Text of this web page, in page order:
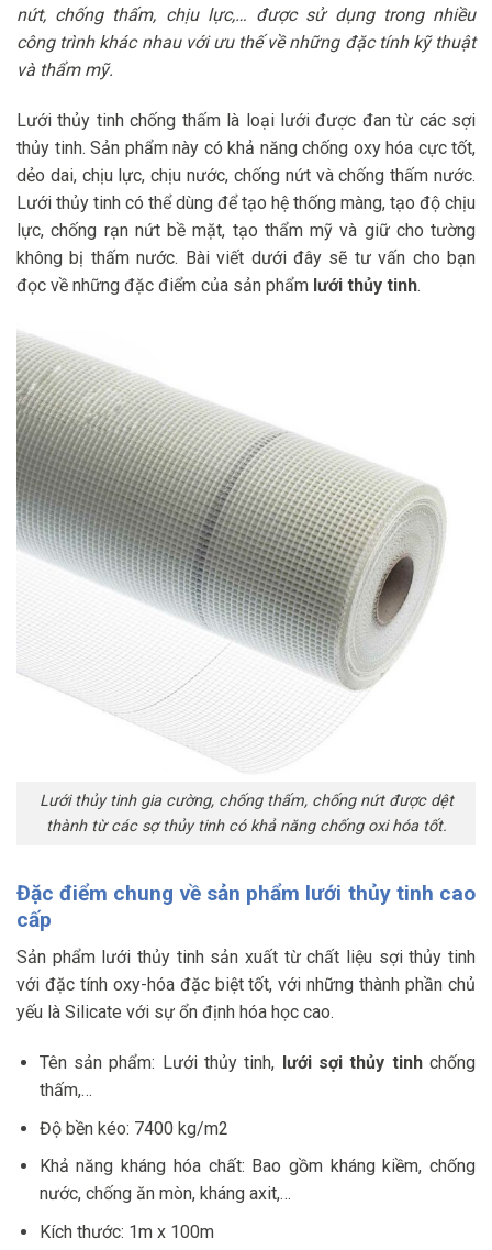
nứt, chống thấm, chịu lực,… được sử dụng trong nhiều
công trình khác nhau với ưu thế về những đặc tính kỹ thuật
và thẩm mỹ.
Lưới thủy tinh chống thấm là loại lưới được đan từ các sợi
thủy tinh. Sản phẩm này có khả năng chống oxy hóa cực tốt,
dẻo dai, chịu lực, chịu nước, chống nứt và chống thấm nước.
Lưới thủy tinh có thể dùng để tạo hệ thống màng, tạo độ chịu
lực, chống rạn nứt bề mặt, tạo thẩm mỹ và giữ cho tường
không bị thấm nước. Bài viết dưới đây sẽ tư vấn cho bạn
đọc về những đặc điểm của sản phẩm lưới thủy tinh.
Lưới thủy tinh gia cường, chống thấm, chống nứt được dệt
thành từ các sợ thủy tinh có khả năng chống oxi hóa tốt.
Đặc điểm chung về sản phẩm lưới thủy tinh cao
cấp
Sản phẩm lưới thủy tinh sản xuất từ chất liệu sợi thủy tinh
với đặc tính oxy-hóa đặc biệt tốt, với những thành phần chủ
yếu là Silicate với sự ổn định hóa học cao.
Tên sản phẩm: Lưới thủy tinh, lưới sợi thủy tinhchống
thấm,…
Độ bền kéo: 7400 kg/m2
Khả năng kháng hóa chất: Bao gồm kháng kiềm, chống
nước, chống ăn mòn, kháng axit,…
Kích thước: 1m x 100m